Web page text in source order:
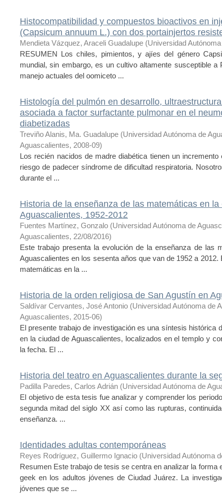
Histocompatibilidad y compuestos bioactivos en
(Capsicum annuum L.) con dos portainjertos
Mendieta Vázquez, Araceli Guadalupe (Universidad
RESUMEN Los chiles, pimientos, y ajíes del género
mundial, sin embargo, es un cultivo altamente susceptible
manejo actuales del oomiceto ...
Histología del pulmón en desarrollo,
asociada a factor surfactante pulmonar en el
diabetizadas
Treviño Alanis, Ma. Guadalupe (Universidad Autónoma de
Aguascalientes, 2008-09)
Los recién nacidos de madre diabética tienen un
riesgo de padecer síndrome de dificultad respiratoria.
durante el ...
Historia de la enseñanza de las matemáticas en
Aguascalientes, 1952-2012
Fuentes Martínez, Gonzalo (Universidad Autónoma de
Aguascalientes, 22/08/2016)
Este trabajo presenta la evolución de la enseñanza de las
Aguascalientes en los sesenta años que van de 1952 a
matemáticas en la ...
Historia de la orden religiosa de San Agustín en
Saldívar Cervantes, José Antonio (Universidad Autónoma de
Aguascalientes, 2015-06)
El presente trabajo de investigación es una síntesis histórica
en la ciudad de Aguascalientes, localizados en el templo y
la fecha. El ...
Historia del teatro en Aguascalientes durante la
Padilla Paredes, Carlos Adrián (Universidad Autónoma de
El objetivo de esta tesis fue analizar y comprender los
segunda mitad del siglo XX así como las rupturas,
enseñanza. ...
Identidades adultas contemporáneas
Reyes Rodríguez, Guillermo Ignacio (Universidad Autónoma
Resumen Este trabajo de tesis se centra en analizar la forma
geek en los adultos jóvenes de Ciudad Juárez. La
jóvenes que se ...